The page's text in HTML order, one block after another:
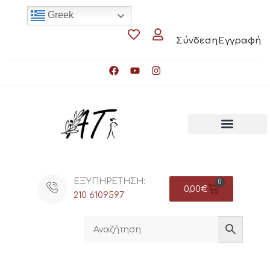
Σύνδεση Εγγραφή
Greek
ΕΞΥΠΗΡΕΤΗΣΗ:
210 6109597
0,00€
0